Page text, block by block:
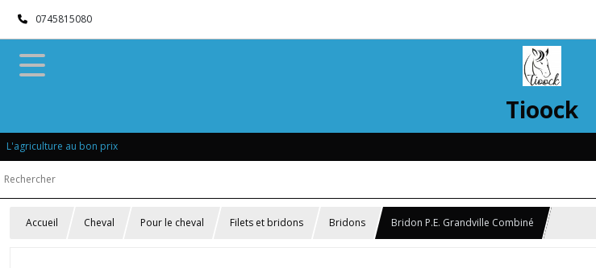
0745815080
Tioock
L'agriculture au bon prix
Accueil Cheval Pour le cheval Filets et bridons Bridons Bridon P.E. Grandville Combiné